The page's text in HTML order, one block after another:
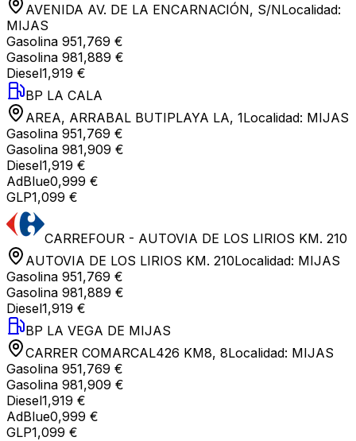
AVENIDA AV. DE LA ENCARNACIÓN, S/NLocalidad:
MIJAS
Gasolina 951,769 €
Gasolina 981,889 €
Diesel1,919 €
BP LA CALA
AREA, ARRABAL BUTIPLAYA LA, 1Localidad: MIJAS
Gasolina 951,769 €
Gasolina 981,909 €
Diesel1,919 €
AdBlue0,999 €
GLP1,099 €
CARREFOUR - AUTOVIA DE LOS LIRIOS KM. 210
AUTOVIA DE LOS LIRIOS KM. 210Localidad: MIJAS
Gasolina 951,769 €
Gasolina 981,889 €
Diesel1,919 €
BP LA VEGA DE MIJAS
CARRER COMARCAL426 KM8, 8Localidad: MIJAS
Gasolina 951,769 €
Gasolina 981,909 €
Diesel1,919 €
AdBlue0,999 €
GLP1,099 €